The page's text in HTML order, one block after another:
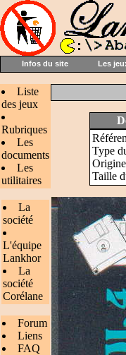
Infos du site Les
Liste
des jeux
Rubriques
Les
documents
Les
utilitaires
La
société
L'équipe
Lankhor
La
société
Corélane
Forum
Liens
FAQ
Type
Taille